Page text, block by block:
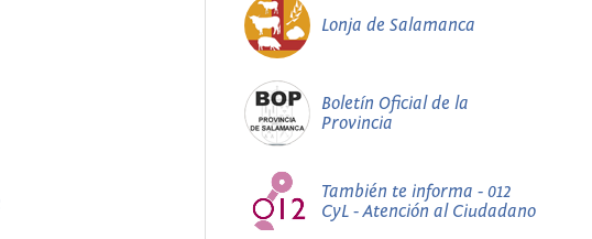
Lonja de Salamanca
Boletín Oficial de la
Provincia
También te informa - 012
CyL - Atención al Ciudadano